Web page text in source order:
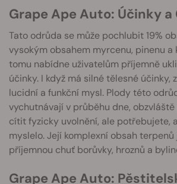
Grape Ape Auto: Účinky
Tato odrůda se může pochlubit 19%
vysokým obsahem myrcenu, pinenu
tomu nabídne uživatelům příjemně
účinky. I když má silné tělesné účinky,
lucidní a funkční mysl. Plody této
vychutnávají v průběhu dne,
cítit fyzicky uvolnění, ale potřebujete,
myslelo. Její komplexní obsah
příjemnou chuť borůvky, hroznů a
Grape Ape Auto: